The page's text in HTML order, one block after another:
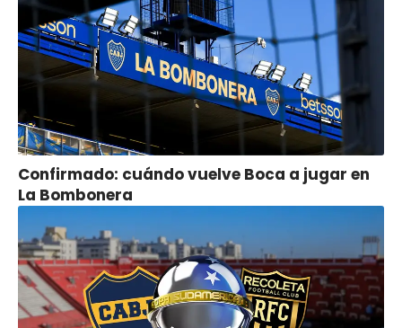
Confirmado: cuándo vuelve Boca a jugar en
La Bombonera